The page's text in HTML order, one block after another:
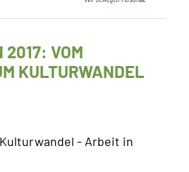
2017: VOM
KULTURWANDEL
- Arbeit in